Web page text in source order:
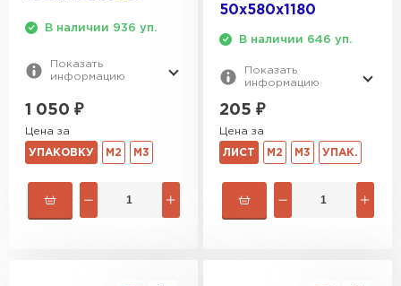
В наличии 936 уп.
Показать
информацию
1 050 ₽
Цена за
УПАКОВКУ М2 М3
50х580х1180
В наличии 646 уп.
Показать
информацию
205 ₽
Цена за
ЛИСТ М2 М3 УПАК.
Утеплитель Penoplex
Утеплитель Rockwool
ПЕРЕЙТИ
Утеплитель Технониколь